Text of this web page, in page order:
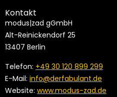
Kontakt
modus|zad gGmbH
Alt-Reinickendorf 25
13407 Berlin
Telefon: +49 30 120 899 299
E-Mail: info@derfabulant.de
Website: www.modus-zad.de